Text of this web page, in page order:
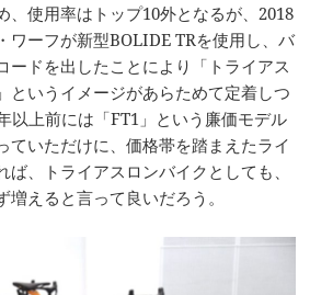
、使用率はトップ10外となるが、2018
ワーフが新型BOLIDE TRを使用し、バ
ードを出したことにより「トライアス
というイメージがあらためて定着しつ
以上前には「FT1」という廉価モデル
ていただけに、価格帯を踏まえたライ
ば、トライアスロンバイクとしても、
増えると言って良いだろう。